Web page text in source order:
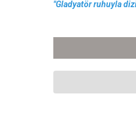
"Gladyatör ruhuyla